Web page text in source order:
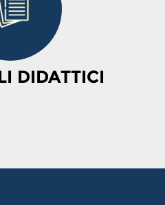
DIDATTICI